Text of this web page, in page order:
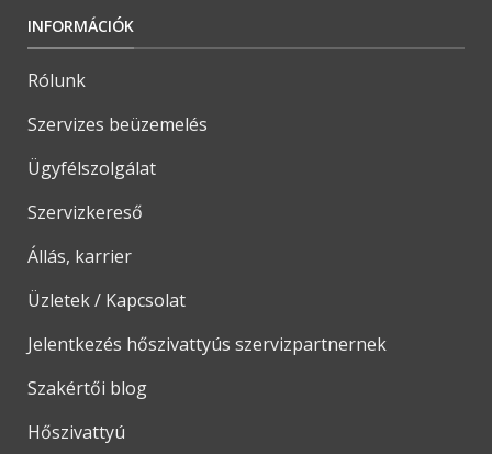
INFORMÁCIÓK
Rólunk
Szervizes beüzemelés
Ügyfélszolgálat
Szervizkereső
Állás, karrier
Üzletek / Kapcsolat
Jelentkezés hőszivattyús szervizpartnernek
Szakértői blog
Hőszivattyú